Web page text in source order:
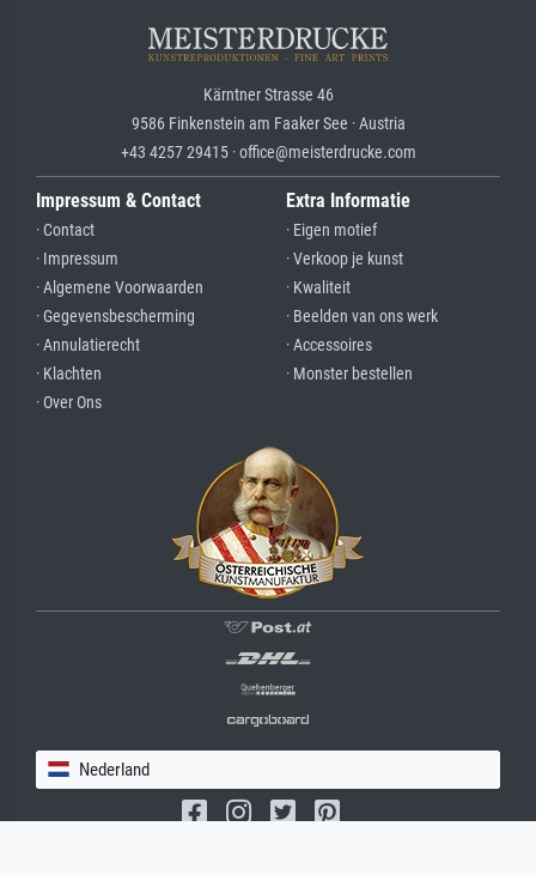
Kärntner Strasse 46
9586 Finkenstein am Faaker See · Austria
+43 4257 29415 · office@meisterdrucke.com
Impressum & Contact
· Contact
· Impressum
· Algemene Voorwaarden
· Gegevensbescherming
· Annulatierecht
· Klachten
· Over Ons
Extra Informatie
· Eigen motief
· Verkoop je kunst
· Kwaliteit
· Beelden van ons werk
· Accessoires
· Monster bestellen
Nederland